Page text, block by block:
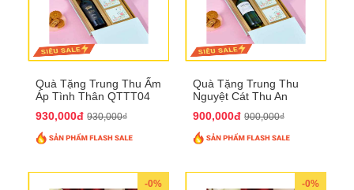
Quà Tặng Trung Thu Ấm
Áp Tình Thân QTTT04
930,000đ 930,000₫
Quà Tặng Trung Thu
Nguyệt Cát Thu An
900,000đ 900,000₫
-0% -0%